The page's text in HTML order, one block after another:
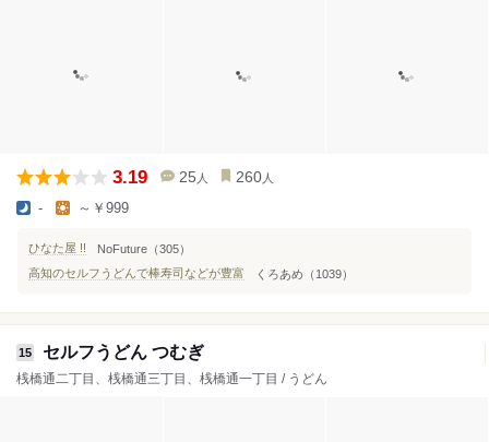
3.19 25 人 260 人
- ～￥999
ひなた屋 !!
NoFuture（305）
高知のセルフうどんで棒寿司などが豊富
くろあめ（1039）
15 セルフうどん つむぎ
桟橋通二丁目、桟橋通三丁目、桟橋通一丁目 / うどん